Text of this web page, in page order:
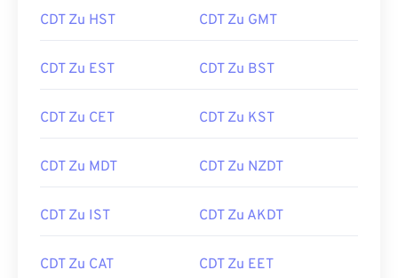
CDT Zu HST CDT Zu GMT
CDT Zu EST CDT Zu BST
CDT Zu CET CDT Zu KST
CDT Zu MDT CDT Zu NZDT
CDT Zu IST CDT Zu AKDT
CDT Zu CAT CDT Zu EET